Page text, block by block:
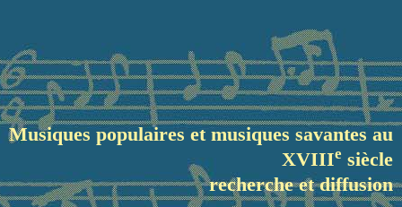
Musiques populaires et musiques savantes au
XVIIIe siècle
recherche et diffusion